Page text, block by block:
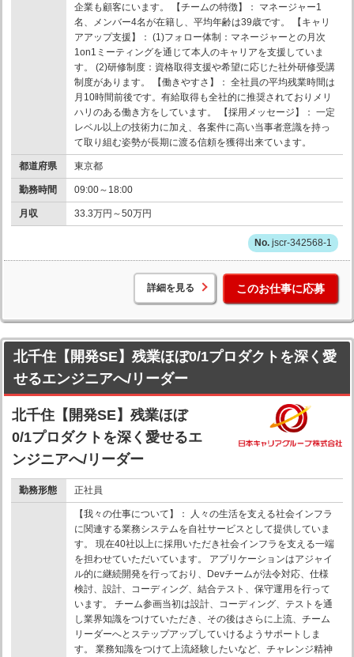
企業も顧客にいます。 【チームの特徴】： マネージャー1
名、メンバー4名が在籍し、平均年齢は39歳です。 【キャリ
アアップ支援】： (1)フォロー体制：マネージャーとの月次
1on1ミーティングを通じて本人のキャリアを支援していま
す。 (2)研修制度：資格取得支援や希望に応じた社外研修受講
制度があります。 【働きやすさ】： 全社員の平均残業時間は
月10時間前後です。有給取得も全社的に推奨されておりメリ
ハリのある働き方をしています。 【採用メッセージ】： 一定
レベル以上の技術力に加え、各案件に高い当事者意識を持っ
て取り組む姿勢が長期に渡る信頼を獲得出来ています。
都道府県 東京都
勤務時間 09:00～18:00
月収 33.3万円～50万円
jscr-342568-1
詳細を見る このお仕事に応募
北千住【開発SE】残業ほぼ0/1プロダクトを深く愛
せるエンジニアへ/リーダー
北千住【開発SE】残業ほぼ
0/1プロダクトを深く愛せるエ
ンジニアへ/リーダー
勤務形態 正社員
【我々の仕事について】： 人々の生活を支える社会インフラ
に関連する業務システムを自社サービスとして提供していま
す。 現在40社以上に採用いただき社会インフラを支える一端
を担わせていただいています。 アプリケーションはアジャイ
ル的に継続開発を行っており、Devチームが法令対応、仕様
検討、設計、コーディング、結合テスト、保守運用を行って
います。 チーム参画当初は設計、コーディング、テストを通
し業界知識をつけていただき、その後はさらに上流、チーム
リーダーへとステップアップしていけるようサポートしま
す。 業務知識をつけて上流経験したいなど、チャレンジ精神